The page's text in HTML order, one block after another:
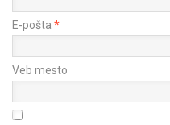
E-pošta *
Veb mesto